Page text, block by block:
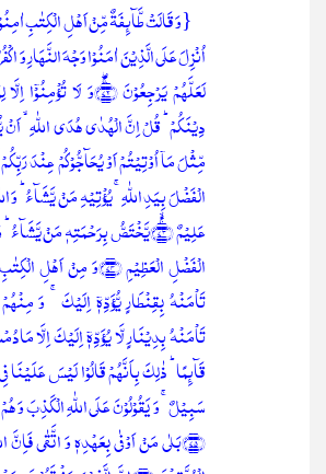
{وَ قَالَتۡ طَّآئِفَۃٌ مِّنۡ اَہۡلِ الۡکِتٰبِ
اُنۡزِلَ عَلَی الَّذِیۡنَ اٰمَنُوۡا وَجۡہَ النَّہَارِ وَ
لَعَلَّہُمۡ یَرۡجِعُوۡنَ ﴿ۚۖ۷۲﴾وَ لَا
دِیۡنَکُمۡ ؕ قُلۡ اِنَّ الۡہُدٰی ہُدَی اللّٰہِ ۙ اَنۡ
مِّثۡلَ مَاۤ اُوۡتِیۡتُمۡ اَوۡ یُحَآجُّوۡکُمۡ عِنۡدَ
الۡفَضۡلَ بِیَدِ اللّٰہِ ۚ یُؤۡتِیۡہِ مَنۡ یَّشَآءُ ؕ وَ
عَلِیۡمٌ ﴿ۚۙ۷۳﴾یَّخۡتَصُّ بِرَحۡمَتِہٖ مَنۡ
الۡفَضۡلِ الۡعَظِیۡمِ ﴿۷۴﴾وَ مِنۡ
تَاۡمَنۡہُ بِقِنۡطَارٍ یُّؤَدِّہٖۤ اِلَیۡکَ ۚ وَ
تَاۡمَنۡہُ بِدِیۡنَارٍ لَّا یُؤَدِّہٖۤ اِلَیۡکَ اِلَّا
قَآئِمًا ؕ ذٰلِکَ بِاَنَّہُمۡ قَالُوۡا لَیۡسَ عَلَیۡنَا
سَبِیۡلٌ ۚ وَ یَقُوۡلُوۡنَ عَلَی اللّٰہِ الۡکَذِبَ وَ
﴿۷۵﴾بَلٰی مَنۡ اَوۡفٰی بِعَہۡدِہٖ وَ اتَّقٰی